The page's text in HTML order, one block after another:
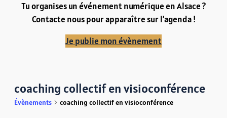
Tu organises un événement numérique en Alsace ?
Contacte nous pour apparaître sur l’agenda !
Je publie mon évènement
coaching collectif en visioconférence
Évènements coaching collectif en visioconférence